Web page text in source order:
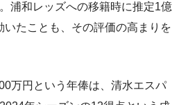
浦和レッズへの移籍時に推定1億
いたことも、その評価の高まりを
万円という年俸は、清水エスパ